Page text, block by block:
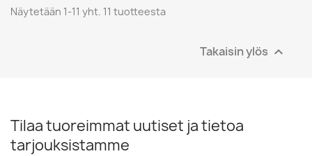
Näytetään 1-11 yht. 11 tuotteesta
Takaisin ylös 
Tilaa tuoreimmat uutiset ja tietoa
tarjouksistamme